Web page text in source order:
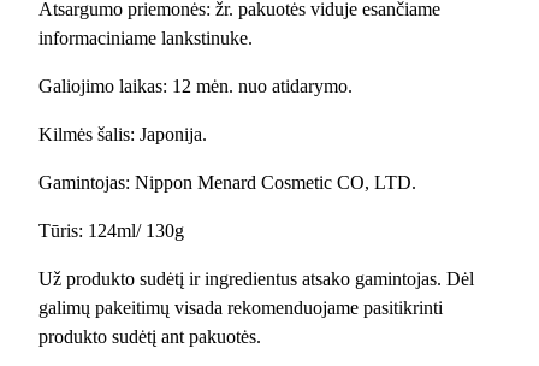
p
r
u
m
s
u
t
Atsargumo priemonės: žr. pakuotės viduje esančiame
informaciniame lankstinuke.
Galiojimo laikas: 12 mėn. nuo atidarymo.
Kilmės šalis: Japonija.
Gamintojas: Nippon Menard Cosmetic CO, LTD.
Tūris: 124ml/ 130g
Už produkto sudėtį ir ingredientus atsako gamintojas. Dėl
galimų pakeitimų visada rekomenduojame pasitikrinti
produkto sudėtį ant pakuotės.